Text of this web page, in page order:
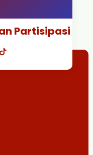
Partisipasi